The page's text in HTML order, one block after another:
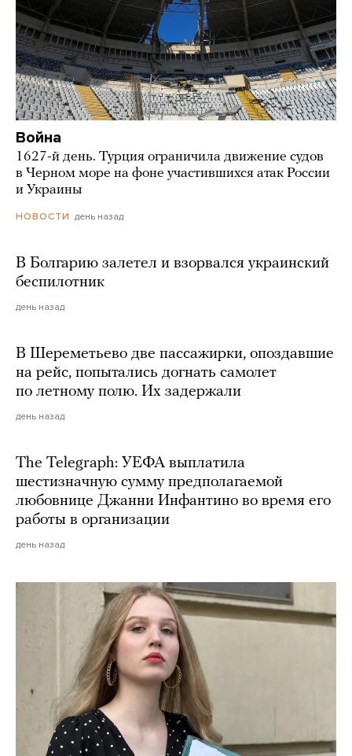
Война
1627-й день. Турция ограничила движение судов
в Черном море на фоне участившихся атак России
и Украины
НОВОСТИ день назад
В Болгарию залетел и взорвался украинский
беспилотник
день назад
В Шереметьево две пассажирки, опоздавшие
на рейс, попытались догнать самолет
по летному полю. Их задержали
день назад
The Telegraph: УЕФА выплатила
шестизначную сумму предполагаемой
любовнице Джанни Инфантино во время его
работы в организации
день назад